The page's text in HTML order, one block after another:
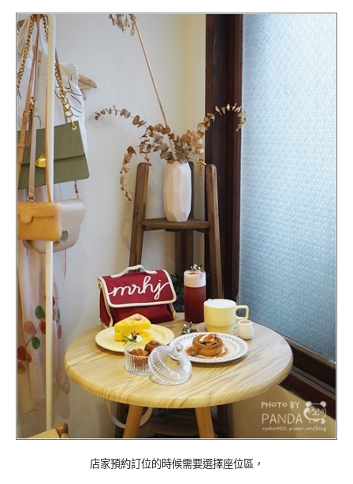
店家預約訂位的時候需要選擇座位區，